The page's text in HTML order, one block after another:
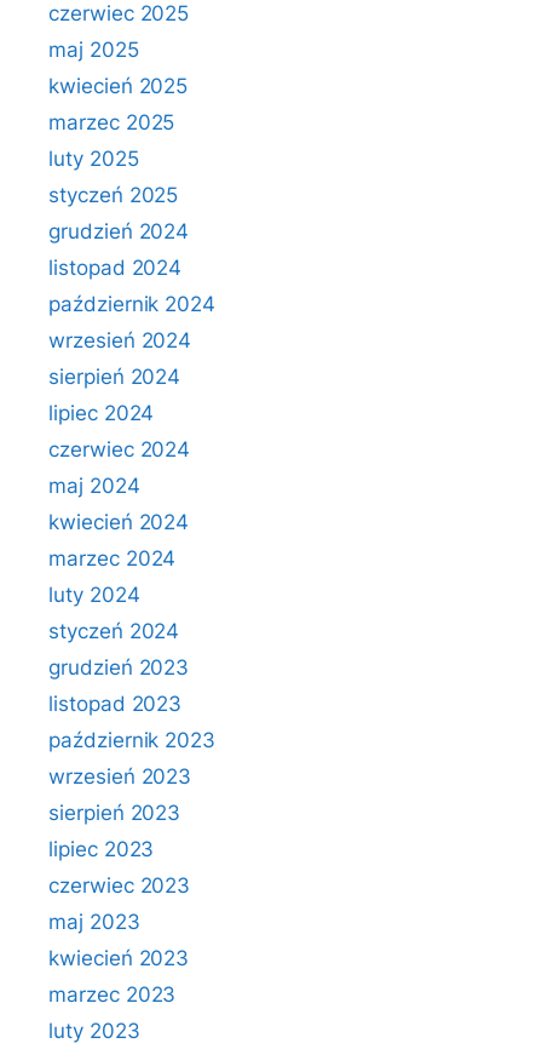
czerwiec 2025
maj 2025
kwiecień 2025
marzec 2025
luty 2025
styczeń 2025
grudzień 2024
listopad 2024
październik 2024
wrzesień 2024
sierpień 2024
lipiec 2024
czerwiec 2024
maj 2024
kwiecień 2024
marzec 2024
luty 2024
styczeń 2024
grudzień 2023
listopad 2023
październik 2023
wrzesień 2023
sierpień 2023
lipiec 2023
czerwiec 2023
maj 2023
kwiecień 2023
marzec 2023
luty 2023